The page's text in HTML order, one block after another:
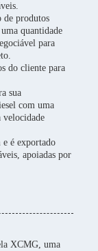
de produtos
uma quantidade
para
do cliente para
sua
com uma
velocidade
e é exportado
apoiadas por
XCMG, uma